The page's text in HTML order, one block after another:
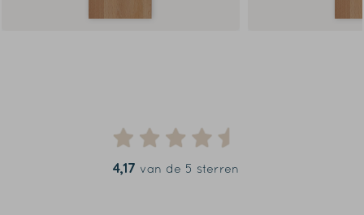
4,17 van de 5 sterren